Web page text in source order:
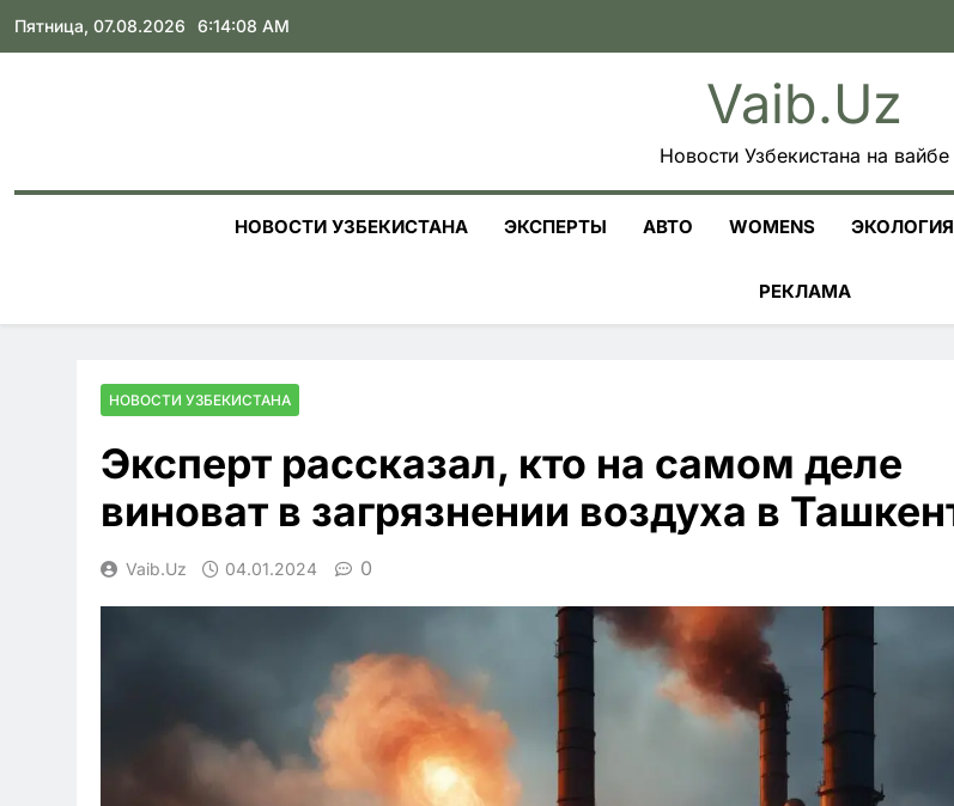
Skip
Пятница, 07.08.2026 6:14:09 AM
Vaib.uz
Новости Узбекистана на вайбе
НОВОСТИ УЗБЕКИСТАНА ЭКСПЕРТЫ АВТО WOMENS ЭКОЛОГИЯ
РЕКЛАМА
НОВОСТИ УЗБЕКИСТАНА
Эксперт рассказал, кто на самом деле
виноват в загрязнении воздуха в
Vaib.uz 04.01.2024 0